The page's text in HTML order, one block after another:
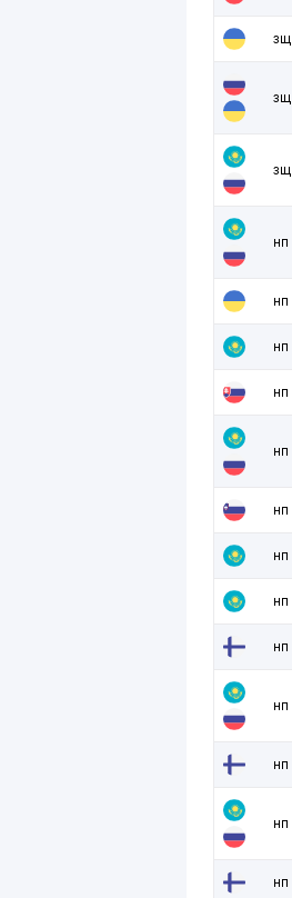
зщ
зщ
зщ
нп
нп
нп
нп
нп
нп
нп
нп
нп
нп
нп
нп
нп